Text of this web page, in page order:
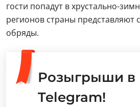
гости попадут в хрустально-
регионов страны представляют
обряды.
Розыгрыши в
Telegram!